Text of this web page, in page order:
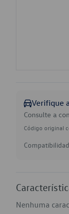
Verifique
Consulte a
Código original
Nenhuma